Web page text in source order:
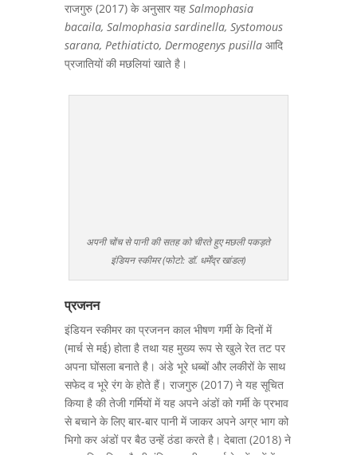
राजगुरु (2017) के अनुसार यह Salmophasia
bacaila, Salmophasia sardinella, Systomous
sarana, Pethiaticto, Dermogenys pusilla आदि
प्रजातियों की मछलियां खाते है।
अपनी चोंच से पानी की सतह को चीरते हुए मछली पकड़ते
इंडियन स्कीमर (फोटो: डॉ. धर्मेंद्र खांडल)
प्रजनन
इंडियन स्कीमर का प्रजनन काल भीषण गर्मी के दिनों में
(मार्च से मई) होता है तथा यह मुख्य रूप से खुले रेत तट पर
अपना घोंसला बनाते है। अंडे भूरे धब्बों और लकीरों के साथ
सफेद व भूरे रंग के होते हैं। राजगुरु (2017) ने यह सूचित
किया है की तेजी गर्मियों में यह अपने अंडों को गर्मी के प्रभाव
से बचाने के लिए बार-बार पानी में जाकर अपने अग्र भाग को
भिगो कर अंडों पर बैठ उन्हें ठंडा करते है। देबाता (2018) ने